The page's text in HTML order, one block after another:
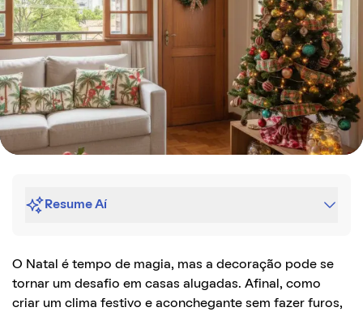
Resume Aí
O Natal é tempo de magia, mas a decoração pode se
tornar um desafio em casas alugadas. Afinal, como
criar um clima festivo e aconchegante sem fazer furos,